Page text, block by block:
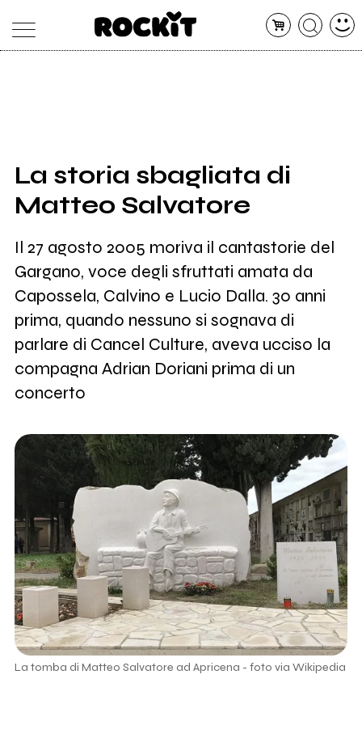
SHOP
RADIO
La storia sbagliata di
Matteo Salvatore
Il 27 agosto 2005 moriva il cantastorie del
Gargano, voce degli sfruttati amata da
Capossela, Calvino e Lucio Dalla. 30 anni
prima, quando nessuno si sognava di
parlare di Cancel Culture, aveva ucciso la
compagna Adrian Doriani prima di un
concerto
La tomba di Matteo Salvatore ad Apricena - foto via Wikipedia